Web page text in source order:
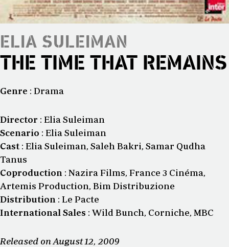
ELIA SULEIMAN
THE TIME THAT REMAINS
Genre : Drama
Director : Elia Suleiman
Scenario : Elia Suleiman
Cast : Elia Suleiman, Saleh Bakri, Samar Qudha
Tanus
Coproduction : Nazira Films, France 3 Cinéma,
Artemis Production, Bim Distribuzione
Distribution : Le Pacte
International Sales : Wild Bunch, Corniche, MBC
Released on August 12, 2009